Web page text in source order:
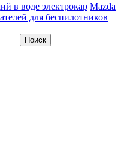
в воде электрокар Mazda
для беспилотников